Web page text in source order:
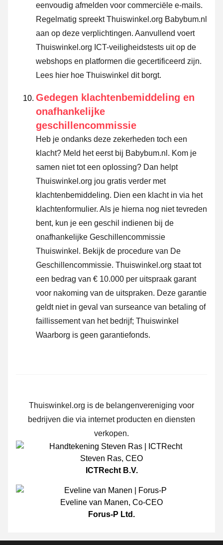
eenvoudig afmelden voor commerciële e-mails.
Regelmatig spreekt Thuiswinkel.org Babybum.nl
aan op deze verplichtingen. Aanvullend voert
Thuiswinkel.org ICT-veiligheidstests uit op de
webshops en platformen die gecertificeerd zijn.
Lees hier hoe Thuiswinkel dit borgt.
Gedegen klachtenbemiddeling en
onafhankelijke
geschillencommissie
Heb je ondanks deze zekerheden toch een
klacht? Meld het eerst bij Babybum.nl. Kom je
samen niet tot een oplossing? Dan helpt
Thuiswinkel.org jou gratis verder met
klachtenbemiddeling. Dien een klacht in via het
klachtenformulier. Als je hierna nog niet tevreden
bent, kun je een geschil indienen bij de
onafhankelijke Geschillencommissie
Thuiswinkel. Bekijk de procedure van De
Geschillencommissie. Thuiswinkel.org staat tot
een bedrag van € 10.000 per uitspraak garant
voor nakoming van de uitspraken. Deze garantie
geldt niet in geval van surseance van betaling of
faillissement van het bedrijf; Thuiswinkel
Waarborg is geen garantiefonds.
Thuiswinkel.org is de belangenvereniging voor
bedrijven die via internet producten en diensten
verkopen.
Steven Ras, CEO
ICTRecht B.V.
Eveline van Manen, Co-CEO
Forus-P Ltd.